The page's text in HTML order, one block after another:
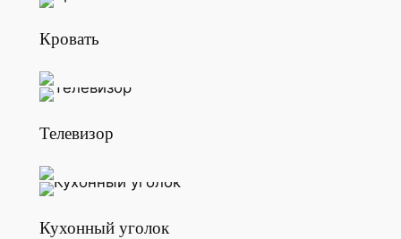
Кровать
Телевизор
Кухонный уголок